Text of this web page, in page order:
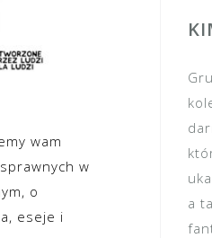
wam
w
o
eseje i
a